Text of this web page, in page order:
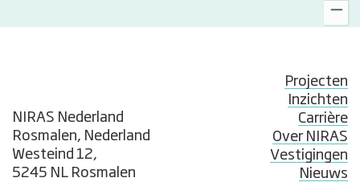
NIRAS Nederland
Rosmalen, Nederland
Westeind 12,
5245 NL Rosmalen
Projecten
Inzichten
Carrière
Over NIRAS
Vestigingen
Nieuws